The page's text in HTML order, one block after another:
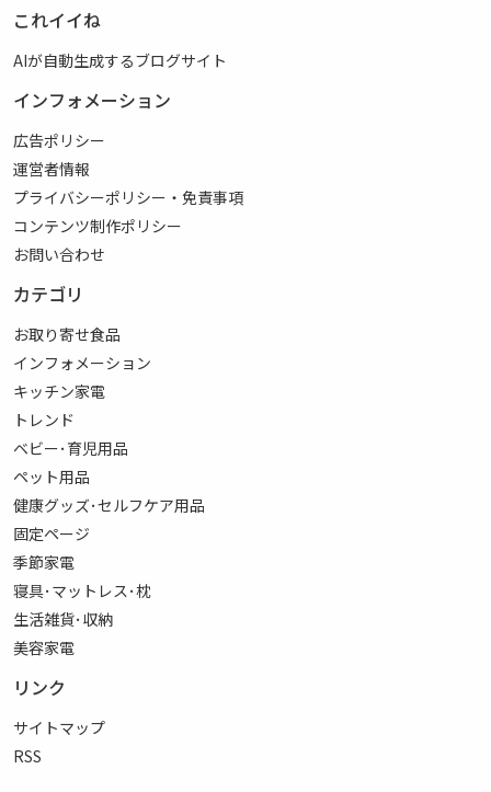
これイイね
AIが自動生成するブログサイト
インフォメーション
広告ポリシー
運営者情報
プライバシーポリシー・免責事項
コンテンツ制作ポリシー
お問い合わせ
カテゴリ
お取り寄せ食品
インフォメーション
キッチン家電
トレンド
ベビー･育児用品
ペット用品
健康グッズ･セルフケア用品
固定ページ
季節家電
寝具･マットレス･枕
生活雑貨･収納
美容家電
リンク
サイトマップ
RSS